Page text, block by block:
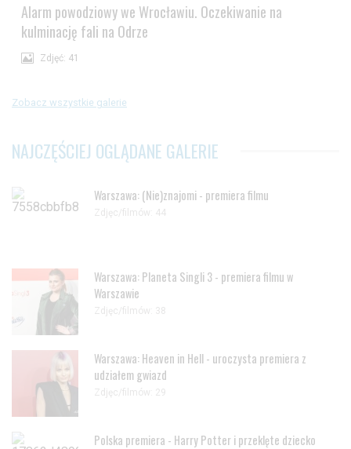
Alarm powodziowy we Wrocławiu. Oczekiwanie na
kulminację fali na Odrze
Zdjęć: 41
Zobacz wszystkie galerie
NAJCZĘŚCIEJ OGLĄDANE GALERIE
Warszawa: (Nie)znajomi - premiera filmu
Zdjęc/filmów: 44
Warszawa: Planeta Singli 3 - premiera filmu w
Warszawie
Zdjęc/filmów: 38
Warszawa: Heaven in Hell - uroczysta premiera z
udziałem gwiazd
Zdjęc/filmów: 29
Polska premiera - Harry Potter i przeklęte dziecko